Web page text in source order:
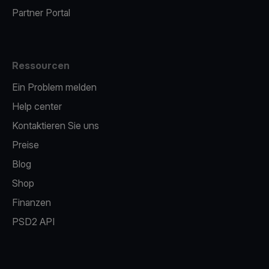
Partner Portal
Ressourcen
Ein Problem melden
Help center
Kontaktieren Sie uns
Preise
Blog
Shop
Finanzen
PSD2 API